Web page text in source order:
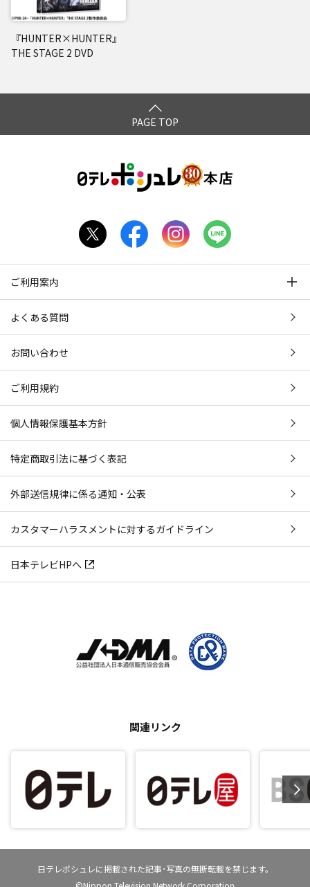
『HUNTER×HUNTER』
THE STAGE 2 DVD
PAGE TOP
ご利用案内
よくある質問
お問い合わせ
ご利用規約
個人情報保護基本方針
特定商取引法に基づく表記
外部送信規律に係る通知・公表
カスタマーハラスメントに対するガイドライン
日本テレビHPへ
関連リンク
日テレポシュレに掲載された記事･写真の無断転載を禁じます。